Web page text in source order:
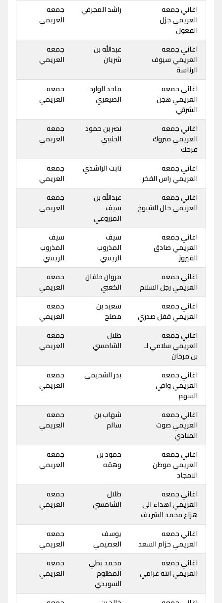
اغاني جمعه
العريمي جزل
الفعول
راشد المجرفي
جمعه
العريمي
اغاني جمعه
العريمي سيوف
الرئاسة
عبدالله بن
شريان
جمعه
العريمي
اغاني جمعه
العريمي هجن
الشرقي
ماجد الوارد
الصيعري
جمعه
العريمي
اغاني جمعه
العريمي مبروك
فرحك
نصر بن حمود
الجنيبي
جمعه
العريمي
اغاني جمعه
العريمي راس الفخر
نابت الراشدي
جمعه
العريمي
اغاني جمعه
العريمي خال الشيوخ
عبدالله بن
سيف
المزروعي
جمعه
العريمي
اغاني جمعه
العريمي صادق
الفيروز
سيف
المذروب
الريسي
سيف
المذروب
الريسي
اغاني جمعه
العريمي رجل السلام
مروان خلفان
الكعبي
جمعه
العريمي
اغاني جمعه
العريمي قفل صدري
سعيد بن
مصلح
جمعه
العريمي
اغاني جمعه
العريمي سلامي لـ
بن مرخان
طلال
الشامسي
جمعه
العريمي
اغاني جمعه
العريمي وافي
السهم
بدر الشحيمي
جمعه
العريمي
اغاني جمعه
العريمي صوت
المنادي
شهاب بن
سالم
جمعه
العريمي
اغاني جمعه
العريمي موطن
الامجاد
حمود بن
وهقه
جمعه
العريمي
اغاني جمعه
العريمي اهداء الى
هزاع محمد الشريف
طلال
الشامسي
جمعه
العريمي
اغاني جمعه
العريمي حزام السعد
يوسف
العصيمي
جمعه
العريمي
اغاني جمعه
العريمي انته غرامي
محمد بطي
المظلوم
السويدي
جمعه
العريمي